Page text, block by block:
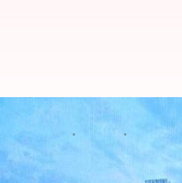
भारत ईडन गार्डन में
क्या है खबर?